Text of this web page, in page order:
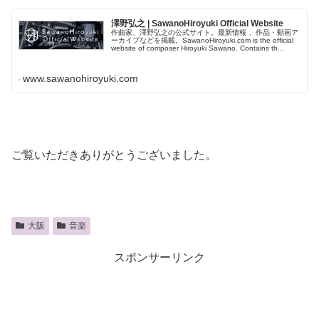
澤野弘之 | SawanoHiroyuki Official Website
作曲家、澤野弘之の公式サイト。最新情報 、作品・動画ア
ーカイブなどを掲載。SawanoHiroyuki.com is the official
website of composer Hiroyuki Sawano. Contains th...
www.sawanohiroyuki.com
ご覧いただきありがとうございました。
大阪 音楽
スポンサーリンク